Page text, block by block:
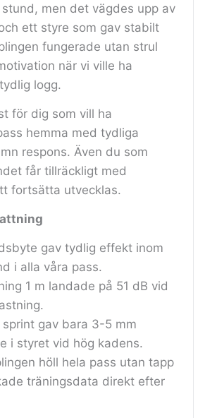
men det vägdes upp av
ett styre som gav stabilt
fungerade utan strul
när vi ville ha
logg.
för dig som vill ha
hemma med tydliga
respons. Även du som
får tillräckligt med
fortsätta utvecklas.
gav tydlig effekt inom
i alla våra pass.
1 m landade på 51 dB vid
sprint gav bara 3-5 mm
i styret vid hög kadens.
höll hela pass utan tapp
träningsdata direkt efter